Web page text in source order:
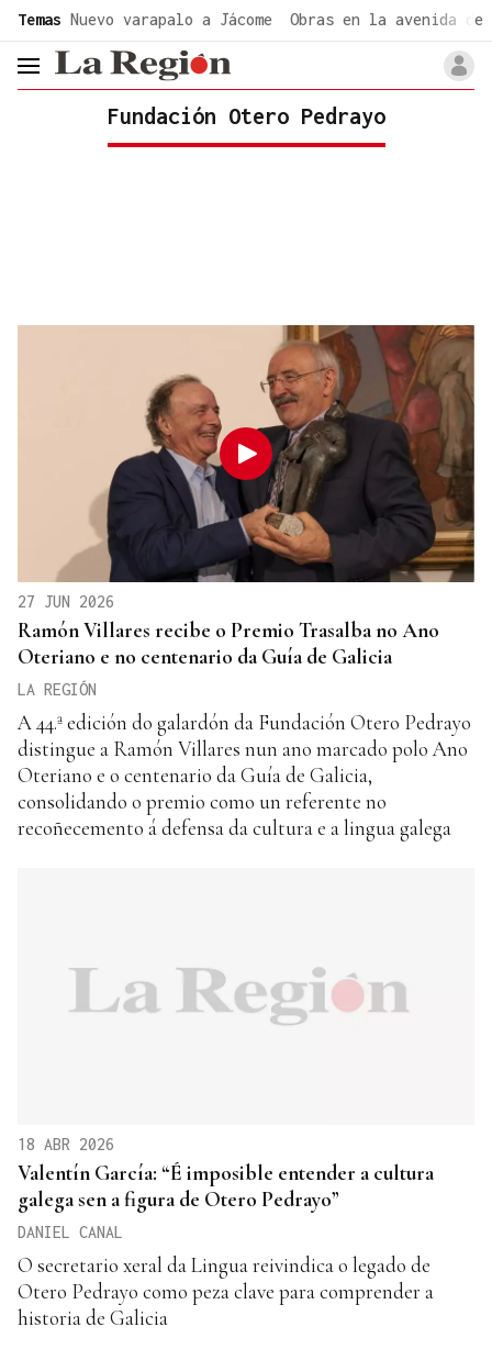
Temas Nuevo varapalo a Jácome Obras en la avenida de
header.menu.open
Fundación Otero Pedrayo
27 JUN 2026
Ramón Villares recibe o Premio Trasalba no Ano
Oteriano e no centenario da Guía de Galicia
LA REGIÓN
A 44.ª edición do galardón da Fundación Otero Pedrayo
distingue a Ramón Villares nun ano marcado polo Ano
Oteriano e o centenario da Guía de Galicia,
consolidando o premio como un referente no
recoñecemento á defensa da cultura e a lingua galega
18 ABR 2026
Valentín García: “É imposible entender a cultura
galega sen a figura de Otero Pedrayo”
DANIEL CANAL
O secretario xeral da Lingua reivindica o legado de
Otero Pedrayo como peza clave para comprender a
historia de Galicia